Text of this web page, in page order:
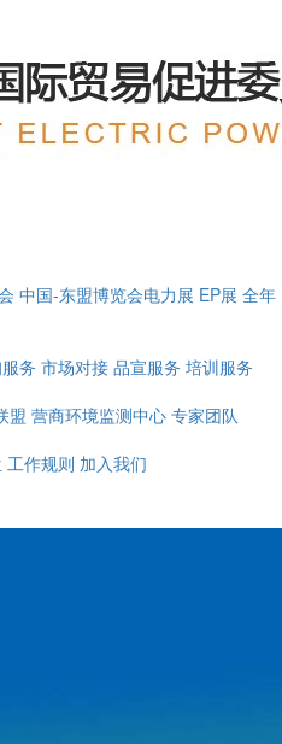
中国-东盟博览会电力展 EP展 全年
务 市场对接 品宣服务 培训服务
盟 营商环境监测中心 专家团队
工作规则 加入我们